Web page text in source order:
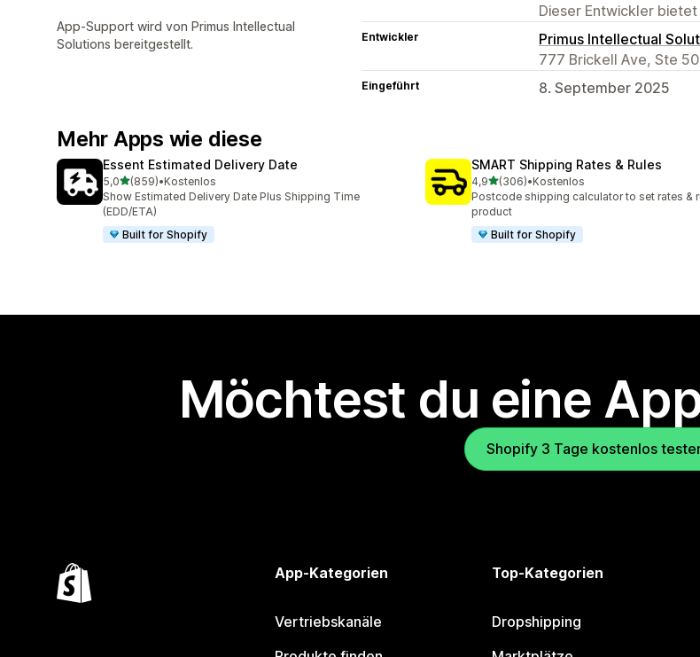
App-Support wird von Primus Intellectual
Solutions bereitgestellt.
Dieser Entwickler
Entwickler
Primus Intellectual
777 Brickell Ave, Ste
Eingeführt 8. September 2025
Mehr Apps wie diese
Essent Estimated Delivery Date
5,0von 5 Sternen
(859)
859 Rezensionen insgesamt
•Kostenlos
Show Estimated Delivery Date Plus Shipping Time
(EDD/ETA)
Built for Shopify
SMART Shipping Rates & Rules
4,9von 5 Sternen
(306)
306 Rezensionen insgesamt
•Kostenlos
Postcode shipping calculator to set rates &
product
Built for Shopify
Möchtest du eine
Shopify 3 Tage kostenlos
App-Kategorien
Vertriebskanäle
Top-Kategorien
Dropshipping